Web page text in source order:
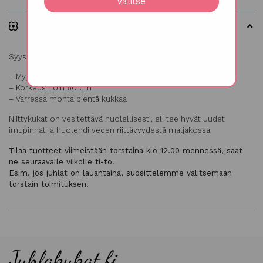
Syysasteri, Aster novi-belgii
– Myydään 10 oksan nipussa
– Korkeus noin 60 cm
– Varressa monta pientä kukkaa
Niittykukat on vesitettävä huolellisesti, eli tee hyvät uudet
imupinnat ja huolehdi veden riittävyydestä maljakossa.
Tilaa tuotteet viimeistään torstaina klo 12.00 mennessä, saat
ne seuraavalle viikolle ti-to.
Esim. jos juhlat on lauantaina, suosittelemme valitsemaan
torstain toimituksen!